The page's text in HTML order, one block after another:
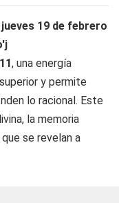
jueves 19 de febrero
, una energía
y permite
lo racional. Este
la memoria
se revelan a